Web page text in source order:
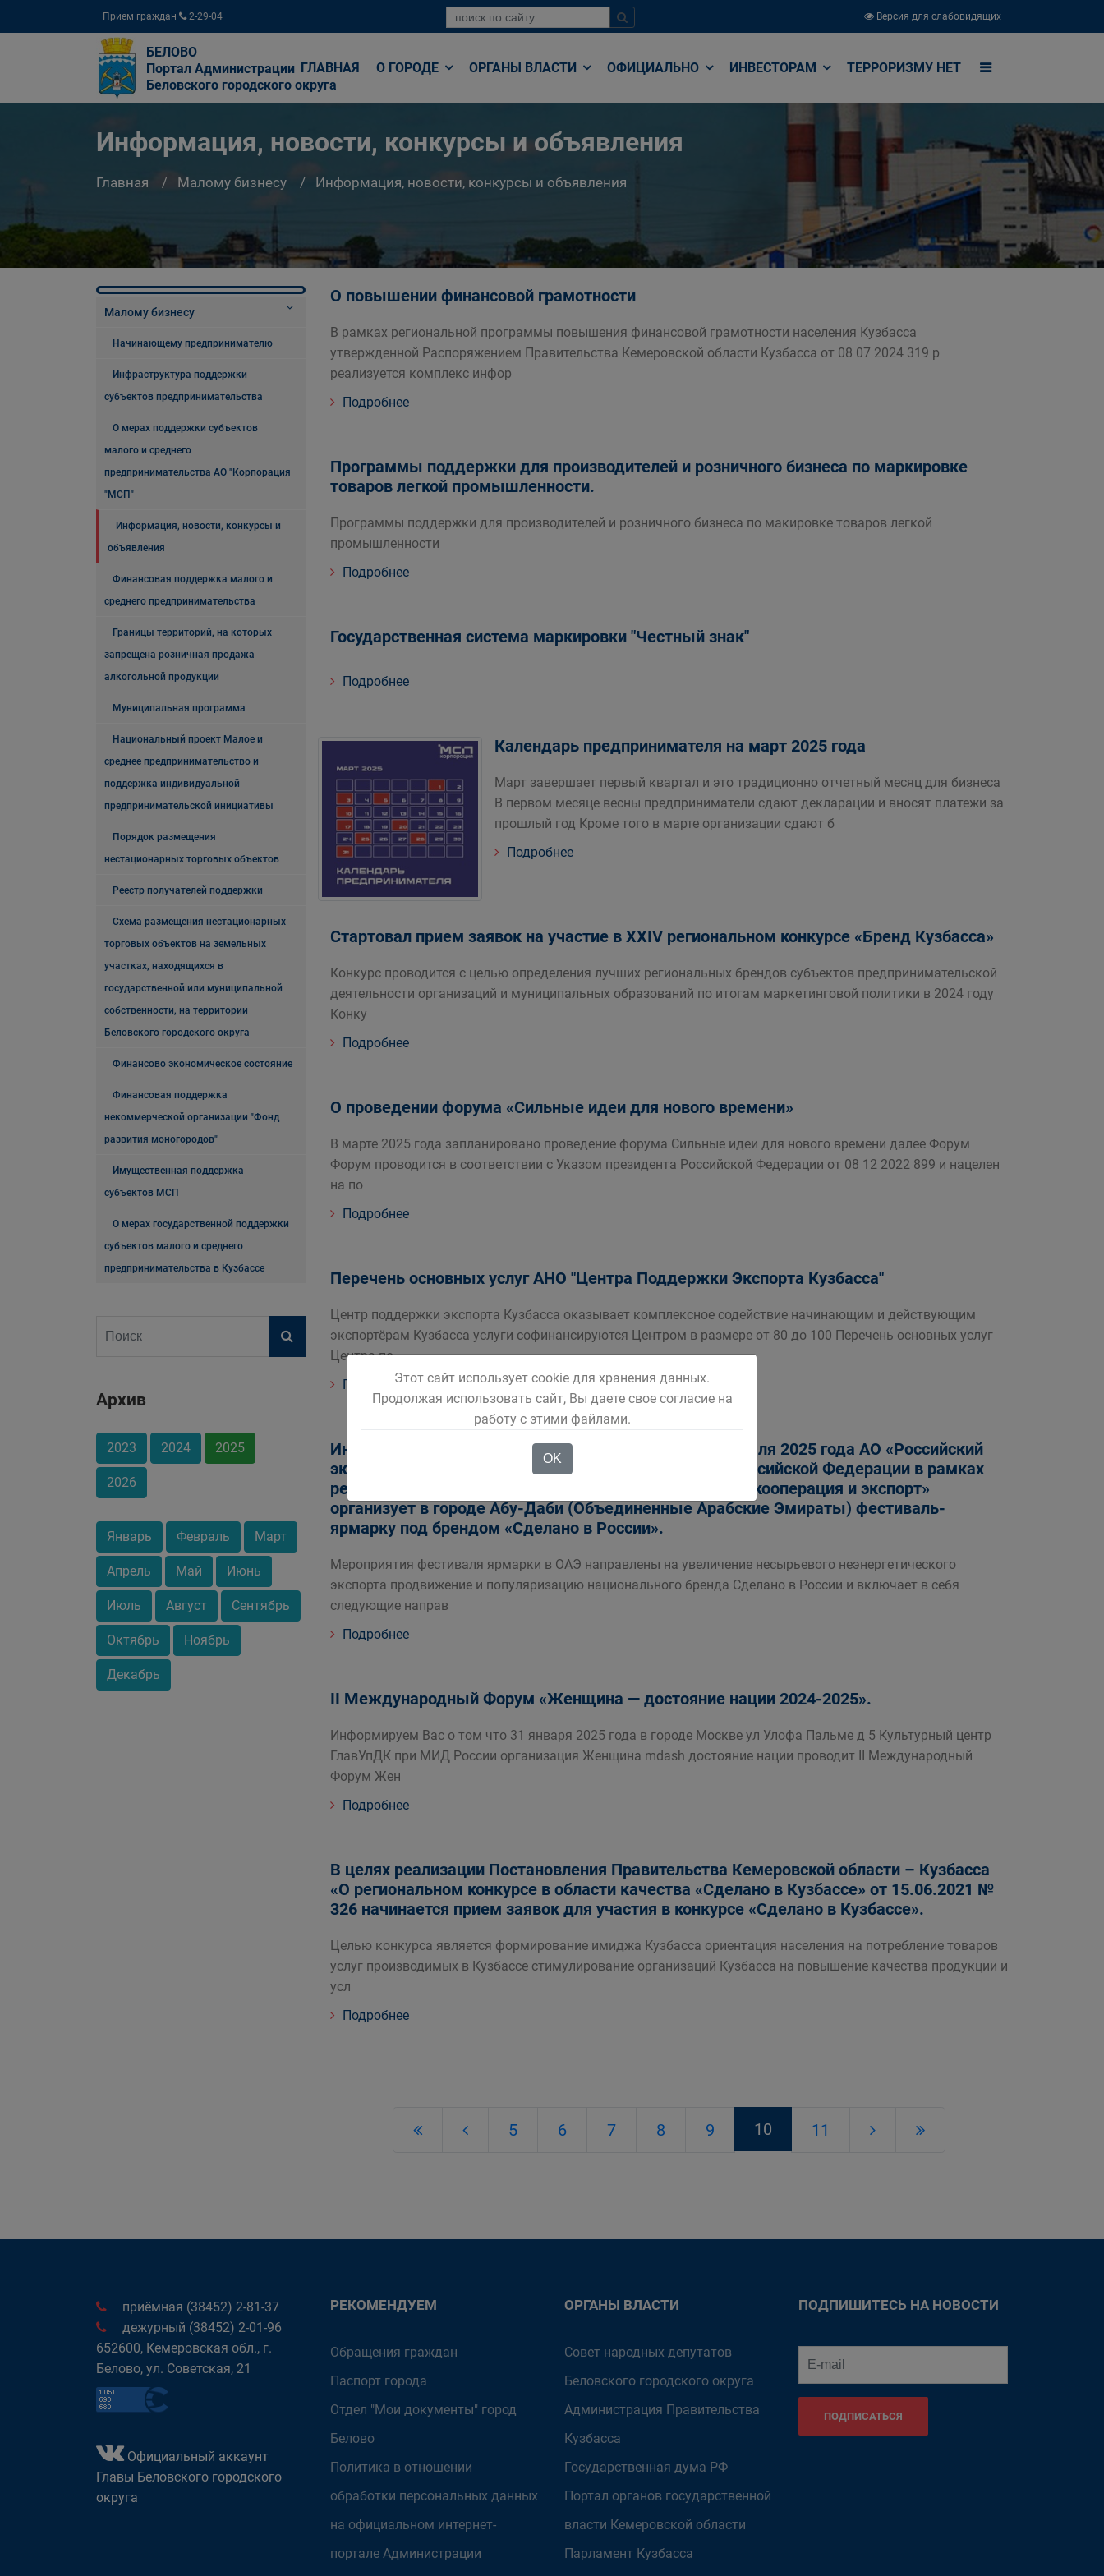
Прием граждан 2-29-04 Версия для слабовидящих
БЕЛОВО
Портал Администрации
Беловского городского округа
ГЛАВНАЯ О ГОРОДЕ ОРГАНЫ ВЛАСТИ ОФИЦИАЛЬНО ИНВЕСТОРАМ ТЕРРОРИЗМУ НЕТ
Информация, новости, конкурсы и объявления
Главная Малому бизнесу Информация, новости, конкурсы и объявления
Малому бизнесу
Начинающему предпринимателю
Инфраструктура поддержки
субъектов предпринимательства
О мерах поддержки субъектов
малого и среднего
предпринимательства АО "Корпорация
"МСП"
Информация, новости, конкурсы и
объявления
Финансовая поддержка малого и
среднего предпринимательства
Границы территорий, на которых
запрещена розничная продажа
алкогольной продукции
Муниципальная программа
Национальный проект Малое и
среднее предпринимательство и
поддержка индивидуальной
предпринимательской инициативы
Порядок размещения
нестационарных торговых объектов
Реестр получателей поддержки
Схема размещения нестационарных
торговых объектов на земельных
участках, находящихся в
государственной или муниципальной
собственности, на территории
Беловского городского округа
Финансово экономическое состояние
Финансовая поддержка
некоммерческой организации "Фонд
развития моногородов"
Имущественная поддержка
субъектов МСП
О мерах государственной поддержки
субъектов малого и среднего
предпринимательства в Кузбассе
Архив
2023 2024 2025
2026
Январь Февраль Март
Апрель Май Июнь
Июль Август Сентябрь
Октябрь Ноябрь
Декабрь
О повышении финансовой грамотности
В рамках региональной программы повышения финансовой грамотности населения Кузбасса
утвержденной Распоряжением Правительства Кемеровской области Кузбасса от 08 07 2024 319 р
реализуется комплекс инфор
Подробнее
Программы поддержки для производителей и розничного бизнеса по маркировке
товаров легкой промышленности.
Программы поддержки для производителей и розничного бизнеса по макировке товаров легкой
промышленности
Подробнее
Государственная система маркировки "Честный знак"
Подробнее
Календарь предпринимателя на март 2025 года
Март завершает первый квартал и это традиционно отчетный месяц для бизнеса
В первом месяце весны предприниматели сдают декларации и вносят платежи за
прошлый год Кроме того в марте организации сдают б
Подробнее
Стартовал прием заявок на участие в XXIV региональном конкурсе «Бренд Кузбасса»
Конкурс проводится с целью определения лучших региональных брендов субъектов предпринимательской
деятельности организаций и муниципальных образований по итогам маркетинговой политики в 2024 году
Конку
Подробнее
О проведении форума «Сильные идеи для нового времени»
В марте 2025 года запланировано проведение форума Сильные идеи для нового времени далее Форум
Форум проводится в соответствии с Указом президента Российской Федерации от 08 12 2022 899 и нацелен
на по
Подробнее
Перечень основных услуг АНО "Центра Поддержки Экспорта Кузбасса"
Центр поддержки экспорта Кузбасса оказывает комплексное содействие начинающим и действующим
экспортёрам Кузбасса услуги софинансируются Центром в размере от 80 до 100 Перечень основных услуг
Центра по
Подробнее
Информируем Вас о том, что в период с 21 по 25 февраля 2025 года АО «Российский
экспортный центр» при поддержке Правительства Российской Федерации в рамках
реализации национального проекта «Международная кооперация и экспорт»
организует в городе Абу-Даби (Объединенные Арабские Эмираты) фестиваль-
ярмарку под брендом «Сделано в России».
Мероприятия фестиваля ярмарки в ОАЭ направлены на увеличение несырьевого неэнергетического
экспорта продвижение и популяризацию национального бренда Сделано в России и включает в себя
следующие направ
Подробнее
II Международный Форум «Женщина — достояние нации 2024-2025».
Информируем Вас о том что 31 января 2025 года в городе Москве ул Улофа Пальме д 5 Культурный центр
ГлавУпДК при МИД России организация Женщина mdash достояние нации проводит II Международный
Форум Жен
Подробнее
В целях реализации Постановления Правительства Кемеровской области – Кузбасса
«О региональном конкурсе в области качества «Сделано в Кузбассе» от 15.06.2021 №
326 начинается прием заявок для участия в конкурсе «Сделано в Кузбассе».
Целью конкурса является формирование имиджа Кузбасса ориентация населения на потребление товаров
услуг производимых в Кузбассе стимулирование организаций Кузбасса на повышение качества продукции и
усл
Подробнее
5 6 7 8 9 10 11
приёмная (38452) 2-81-37
дежурный (38452) 2-01-96
652600, Кемеровская обл., г.
Белово, ул. Советская, 21
Официальный аккаунт
Главы Беловского городского
округа
РЕКОМЕНДУЕМ
Обращения граждан
Паспорт города
Отдел "Мои документы" город
Белово
Политика в отношении
обработки персональных данных
на официальном интернет-
портале Администрации
ОРГАНЫ ВЛАСТИ
Совет народных депутатов
Беловского городского округа
Администрация Правительства
Кузбасса
Государственная дума РФ
Портал органов государственной
власти Кемеровской области
Парламент Кузбасса
ПОДПИШИТЕСЬ НА НОВОСТИ
ПОДПИСАТЬСЯ
Этот сайт использует cookie для хранения данных.
Продолжая использовать сайт, Вы даете свое согласие на
работу с этими файлами.
OK